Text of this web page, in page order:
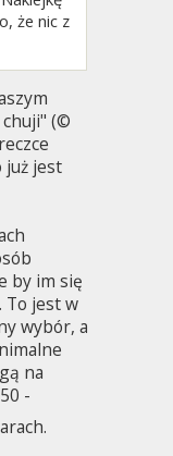
że nic z
(©
już jest
by im się
To jest w
wybór, a
na
-